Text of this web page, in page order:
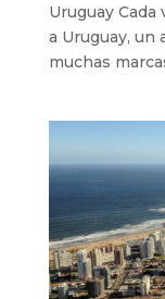
Uruguay
a Uruguay, un
muchas